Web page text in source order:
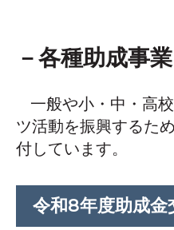
－各種助成事
一般や小・中・高
ツ活動を振興するた
付しています。
令和8年度助成金